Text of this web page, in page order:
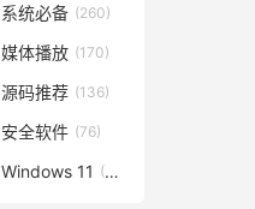
系统必备 (260)
媒体播放 (170)
源码推荐 (136)
安全软件 (76)
Windows 11 (49)